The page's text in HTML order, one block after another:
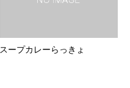
スープカレーらっきょ